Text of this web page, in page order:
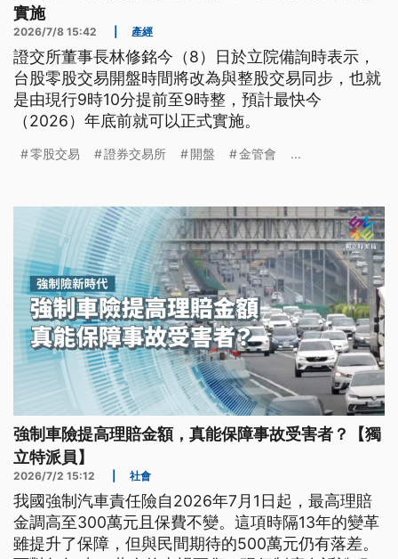
實施
2026/7/8 15:42 產經
證交所董事長林修銘今（8）日於立院備詢時表示，
台股零股交易開盤時間將改為與整股交易同步，也就
是由現行9時10分提前至9時整，預計最快今
（2026）年底前就可以正式實施。
零股交易 證券交易所 開盤 金管會 ...
強制車險提高理賠金額，真能保障事故受害者？【獨
立特派員】
2026/7/2 15:12 社會
我國強制汽車責任險自2026年7月1日起，最高理賠
金調高至300萬元且保費不變。這項時隔13年的變革
雖提升了保障，但與民間期待的500萬元仍有落差。